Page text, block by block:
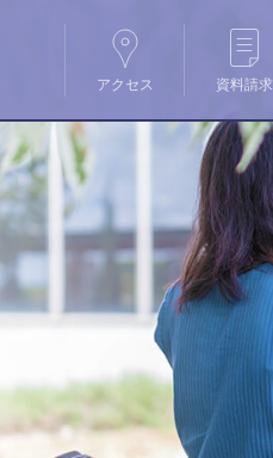
アクセス 資料請求